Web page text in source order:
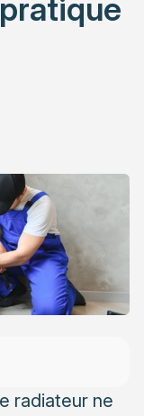
radiateur ne
radiateur ?